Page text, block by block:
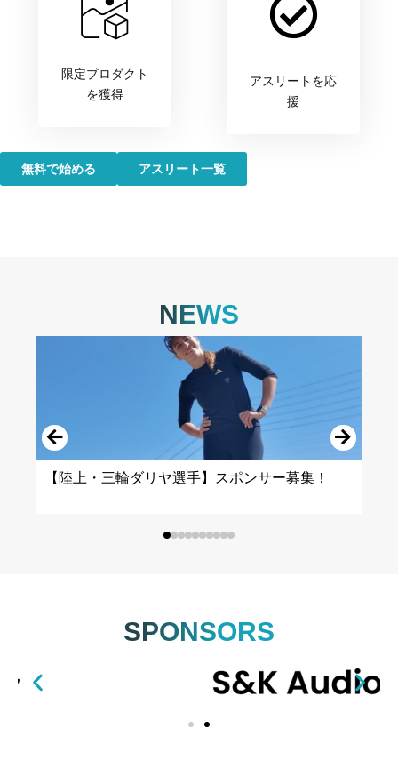
アスリートを応
援
限定プロダクト
を獲得
無料で始める アスリート一覧
NEWS
【陸上・三輪ダリヤ選手】スポンサー募集！
SPONSORS